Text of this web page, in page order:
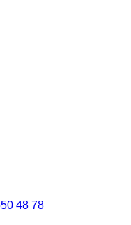
48 78